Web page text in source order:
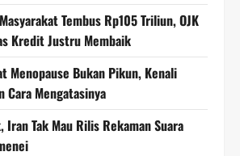
Tembus Rp105 Triliun, OJK
Kredit Justru Membaik
Menopause Bukan Pikun, Kenali
Cara Mengatasinya
Iran Tak Mau Rilis Rekaman Suara